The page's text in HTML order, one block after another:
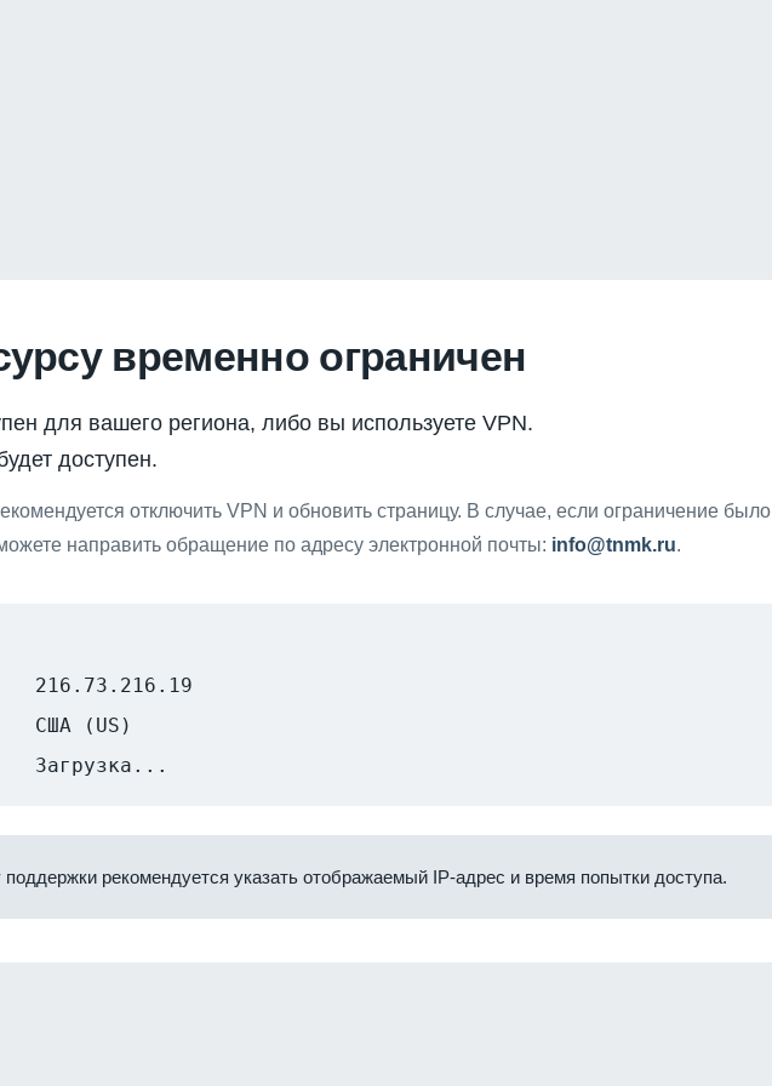
временно ограничен
для вашего региона, либо вы используете VPN.
доступен.
отключить VPN и обновить страницу. В случае, если ограничение было
направить обращение по адресу электронной почты: info@tnmk.ru.
216.73.216.19
США (US)
Загрузка...
рекомендуется указать отображаемый IP-адрес и время попытки доступа.